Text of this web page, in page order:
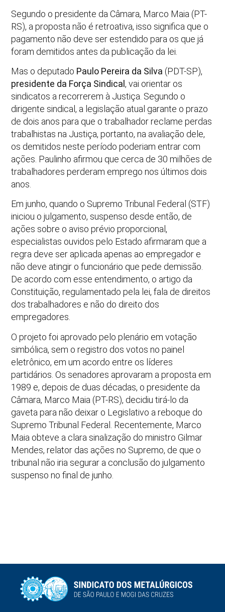
Segundo o presidente da Câmara, Marco Maia (PT-
RS), a proposta não é retroativa, isso significa que o
pagamento não deve ser estendido para os que já
foram demitidos antes da publicação da lei.
Mas o deputado Paulo Pereira da Silva (PDT-SP),
presidente da Força Sindical, vai orientar os
sindicatos a recorrerem à Justiça. Segundo o
dirigente sindical, a legislação atual garante o prazo
de dois anos para que o trabalhador reclame perdas
trabalhistas na Justiça, portanto, na avaliação dele,
os demitidos neste período poderiam entrar com
ações. Paulinho afirmou que cerca de 30 milhões de
trabalhadores perderam emprego nos últimos dois
anos.
Em junho, quando o Supremo Tribunal Federal (STF)
iniciou o julgamento, suspenso desde então, de
ações sobre o aviso prévio proporcional,
especialistas ouvidos pelo Estado afirmaram que a
regra deve ser aplicada apenas ao empregador e
não deve atingir o funcionário que pede demissão.
De acordo com esse entendimento, o artigo da
Constituição, regulamentado pela lei, fala de direitos
dos trabalhadores e não do direito dos
empregadores.
O projeto foi aprovado pelo plenário em votação
simbólica, sem o registro dos votos no painel
eletrônico, em um acordo entre os líderes
partidários. Os senadores aprovaram a proposta em
1989 e, depois de duas décadas, o presidente da
Câmara, Marco Maia (PT-RS), decidiu tirá-lo da
gaveta para não deixar o Legislativo a reboque do
Supremo Tribunal Federal. Recentemente, Marco
Maia obteve a clara sinalização do ministro Gilmar
Mendes, relator das ações no Supremo, de que o
tribunal não iria segurar a conclusão do julgamento
suspenso no final de junho.